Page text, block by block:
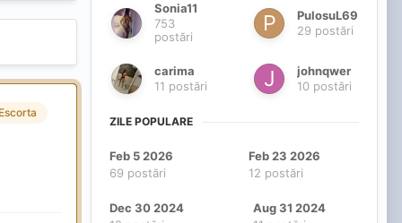
Sonia11
753
postări
PulosuL69
29 postări
carima
11 postări
johnqwer
10 postări
ZILE POPULARE
Feb 5 2026
69 postări
Feb 23 2026
12 postări
Dec 30 2024
Aug 31 2024